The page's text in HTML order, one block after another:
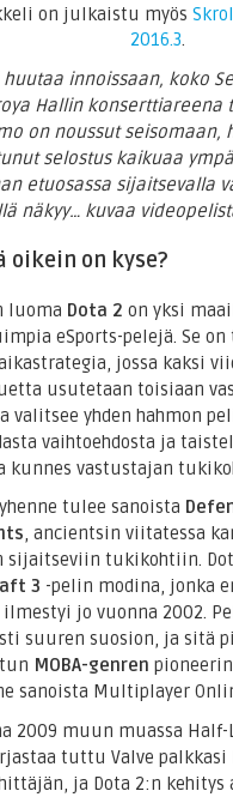
on julkaistu myös
2016.3.
huutaa innoissaan, koko
Hallin konserttiareena
on noussut seisomaan,
selostus kaikuaa
etuosassa sijaitsevalla
näkyy… kuvaa
oikein on kyse?
luoma Dota 2 on yksi
eSports-pelejä. Se
jossa kaksi
usutetaan toisiaan
valitsee yhden hahmon
vaihtoehdosta ja
kunnes vastustajan
tulee sanoista
, ancientsin viitatessa
sijaitseviin tukikohtiin.
3 -pelin modina, jonka
ilmestyi jo vuonna 2002.
suuren suosion, ja sitä
MOBA-genren
sanoista Multiplayer
2009 muun muassa Half-
tuttu Valve palkkasi
ja Dota 2:n kehitys